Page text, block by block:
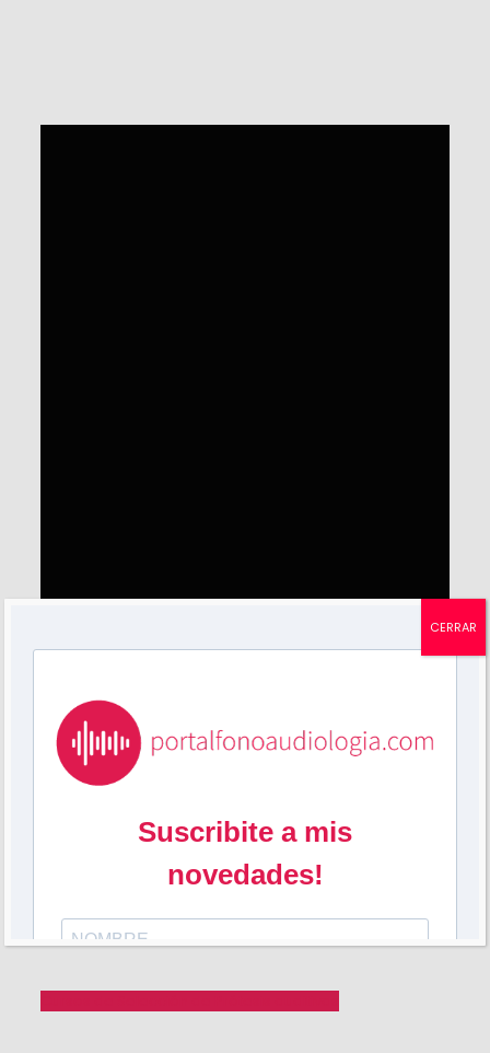
CERRAR